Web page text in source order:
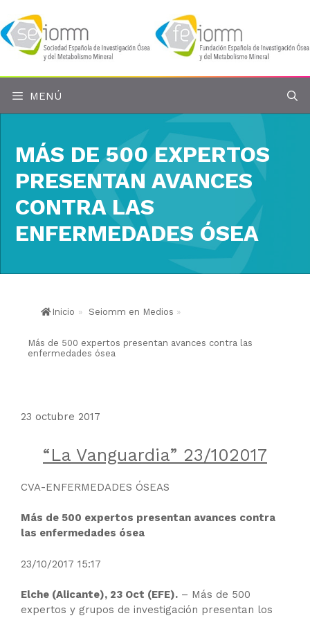
al
contenido
MENÚ
MÁS DE 500 EXPERTOS
PRESENTAN AVANCES
CONTRA LAS
ENFERMEDADES ÓSEA
Inicio » Seiomm en Medios »
Más de 500 expertos presentan avances contra las
enfermedades ósea
23 octubre 2017
“La Vanguardia” 23/102017
CVA-ENFERMEDADES ÓSEAS
Más de 500 expertos presentan avances contra
las enfermedades ósea
23/10/2017 15:17
Elche (Alicante), 23 Oct (EFE). – Más de 500
expertos y grupos de investigación presentan los